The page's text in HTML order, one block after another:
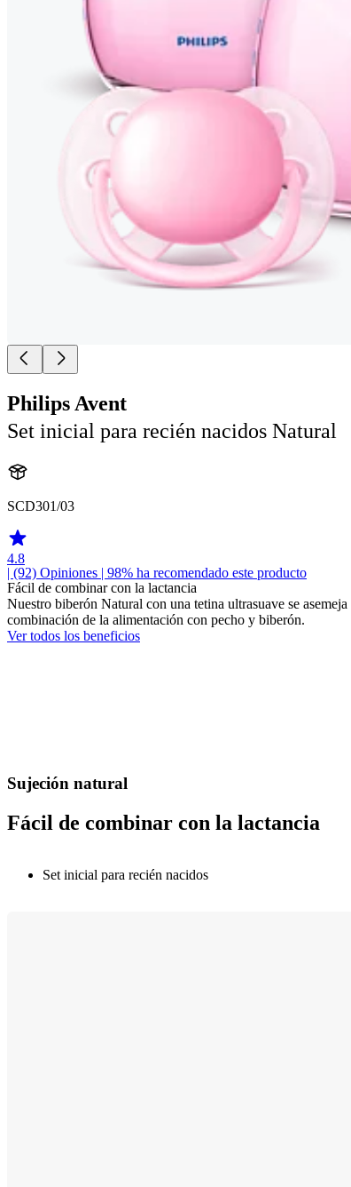
Philips Avent
Set inicial para recién nacidos Natural
SCD301/03
4.8
| (92) Opiniones | 98% ha recomendado este producto
Fácil de combinar con la lactancia
Nuestro biberón Natural con una tetina ultrasuave se
combinación de la alimentación con pecho y biberón.
Ver todos los beneficios
Sujeción natural
Fácil de combinar con la lactancia
Set inicial para recién nacidos